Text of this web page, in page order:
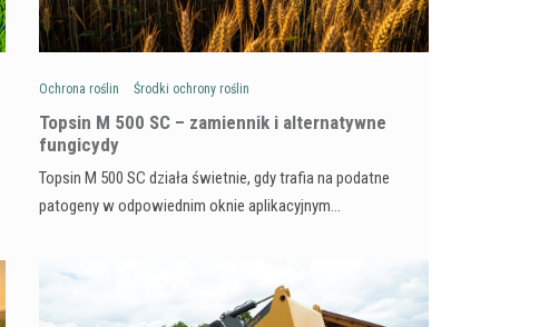
Ochrona roślin Środki ochrony roślin
Topsin M 500 SC – zamiennik i alternatywne
fungicydy
Topsin M 500 SC działa świetnie, gdy trafia na podatne
patogeny w odpowiednim oknie aplikacyjnym…